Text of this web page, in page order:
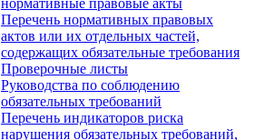
нормативные правовые акты
Перечень нормативных правовых
актов или их отдельных частей,
содержащих обязательные требования
Проверочные листы
Руководства по соблюдению
обязательных требований
Перечень индикаторов риска
нарушения обязательных требований,